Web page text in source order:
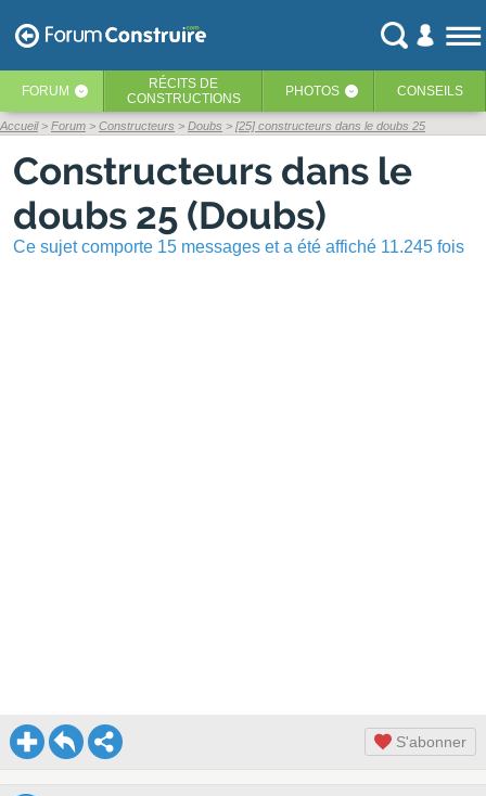
FORUM ‹ RÉCITS DE
CONSTRUCTIONS
PHOTOS ‹ CONSEILS
Accueil Forum Constructeurs Doubs [25] constructeurs dans le doubs 25
Constructeurs dans le
doubs 25 (Doubs)
Ce sujet comporte 15 messages et a été affiché 11.245 fois
S'abonner